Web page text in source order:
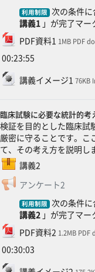
利用制限 次の条件
講義1」が完了マー
PDF資料1ファイル1MB PDF
00:23:55
講義イメージ1ファイル
76KB
臨床試験に必要な統計的考
検証を目的とした臨床試
厳密に守ることです。こ
て、その考え方を説明し
講義2
SCORMパッケージ
アンケート2フィー
利用制限 次の条件
講義2」が完了マー
PDF資料2
ファイル1.2MB PDF
00:30:03
ファイル